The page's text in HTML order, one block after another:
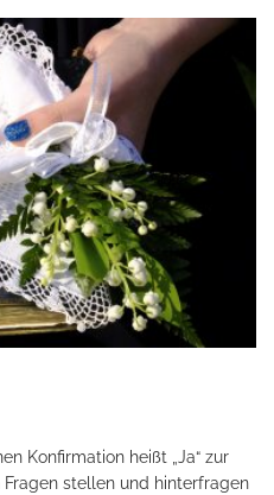
Konfirmation heißt „Ja“ zur
stellen und hinterfragen